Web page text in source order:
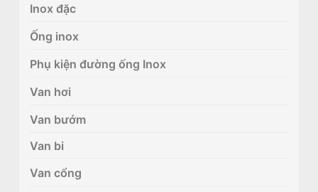
Inox đặc
Ống inox
Phụ kiện đường ống Inox
Van hơi
Van bướm
Van bi
Van cổng